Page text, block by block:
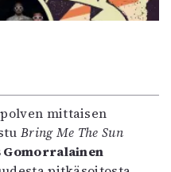
mittaisen
Bring Me The Sun
Gomorralainen